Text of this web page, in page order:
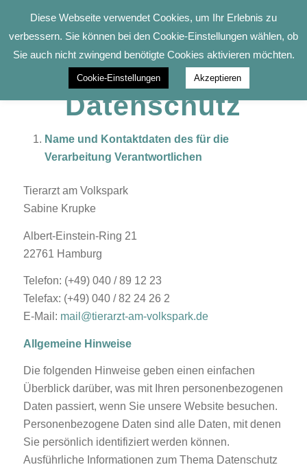
Datenschutz
Name und Kontaktdaten des für die
Verarbeitung Verantwortlichen
Tierarzt am Volkspark
Sabine Krupke
Albert-Einstein-Ring 21
22761 Hamburg
Telefon: (+49) 040 / 89 12 23
Telefax: (+49) 040 / 82 24 26 2
E-Mail: mail@tierarzt-am-volkspark.de
Allgemeine Hinweise
Die folgenden Hinweise geben einen einfachen
Überblick darüber, was mit Ihren personenbezogenen
Daten passiert, wenn Sie unsere Website besuchen.
Personenbezogene Daten sind alle Daten, mit denen
Sie persönlich identifiziert werden können.
Ausführliche Informationen zum Thema Datenschutz
Diese Webseite verwendet Cookies, um Ihr Erlebnis zu
verbessern. Sie können bei den Cookie-Einstellungen wählen, ob
Sie auch nicht zwingend benötigte Cookies aktivieren möchten.
Cookie-Einstellungen Akzeptieren